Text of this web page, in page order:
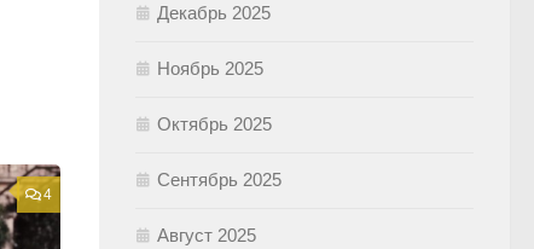
4
Декабрь 2025
Ноябрь 2025
Октябрь 2025
Сентябрь 2025
Август 2025